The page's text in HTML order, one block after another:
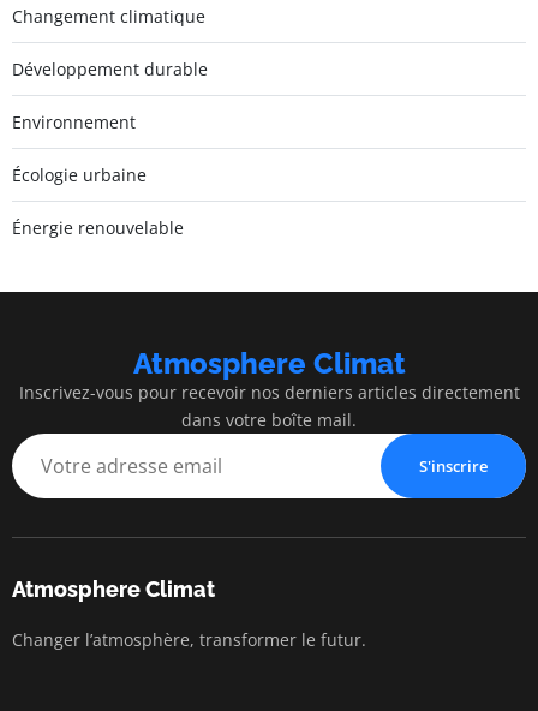
Changement climatique
Développement durable
Environnement
Écologie urbaine
Énergie renouvelable
Atmosphere Climat
Inscrivez-vous pour recevoir nos derniers articles directement
dans votre boîte mail.
S'inscrire
Atmosphere Climat
Changer l’atmosphère, transformer le futur.